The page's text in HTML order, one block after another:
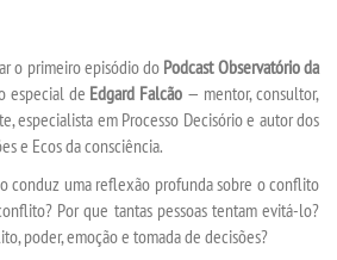
o primeiro episódio do Podcast Observatório da
especial de Edgard Falcão — mentor, consultor,
especialista em Processo Decisório e autor dos
e Ecos da consciência.
conduz uma reflexão profunda sobre o conflito
Por que tantas pessoas tentam evitá-lo?
poder, emoção e tomada de decisões?